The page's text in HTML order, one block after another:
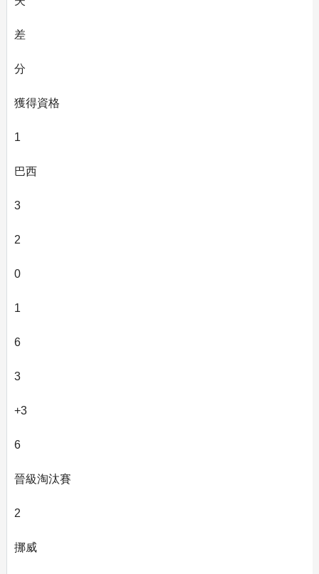
差
分
獲得資格
1
巴西
3
2
0
1
6
3
+3
6
晉級淘汰賽
2
挪威